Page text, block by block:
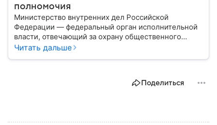
полномочия
Министерство внутренних дел Российской
Федерации — федеральный орган исполнительной
власти, отвечающий за охрану общественного
порядка, борьбу с преступностью, обеспечение
России, какие задачи выполняет министерство, как
Читать дальше
Поделиться